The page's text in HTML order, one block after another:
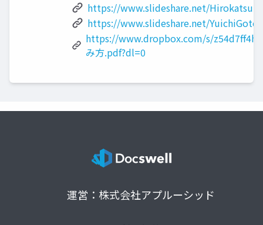
https://www.slideshare.net/
https://www.slideshare.net/
https://www.dropbox.com/s/
み方.pdf?dl=0
運営：株式会社アプルーシッド